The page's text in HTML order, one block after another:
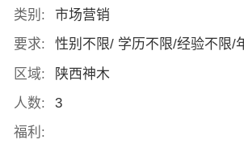
类别:
市场营销
要求:
性别不限/ 学历不限/经验不限/
区域:
陕西神木
人数:
3
福利: